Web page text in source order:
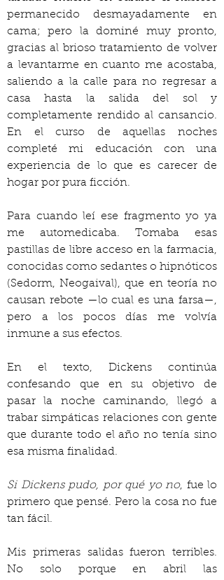
permanecido desmayadamente en
cama; pero la dominé muy pronto,
gracias al brioso tratamiento de volver
a levantarme en cuanto me acostaba,
saliendo a la calle para no regresar a
casa hasta la salida del sol y
completamente rendido al cansancio.
En el curso de aquellas noches
completé mi educación con una
experiencia de lo que es carecer de
hogar por pura ficción.
Para cuando leí ese fragmento yo ya
me automedicaba. Tomaba esas
pastillas de libre acceso en la farmacia,
conocidas como sedantes o hipnóticos
(Sedorm, Neogaival), que en teoría no
causan rebote —lo cual es una farsa—,
pero a los pocos días me volvía
inmune a sus efectos.
En el texto, Dickens continúa
confesando que en su objetivo de
pasar la noche caminando, llegó a
trabar simpáticas relaciones con gente
que durante todo el año no tenía sino
esa misma finalidad.
Si Dickens pudo, por qué yo no, fue lo
primero que pensé. Pero la cosa no fue
tan fácil.
Mis primeras salidas fueron terribles.
No solo porque en abril las